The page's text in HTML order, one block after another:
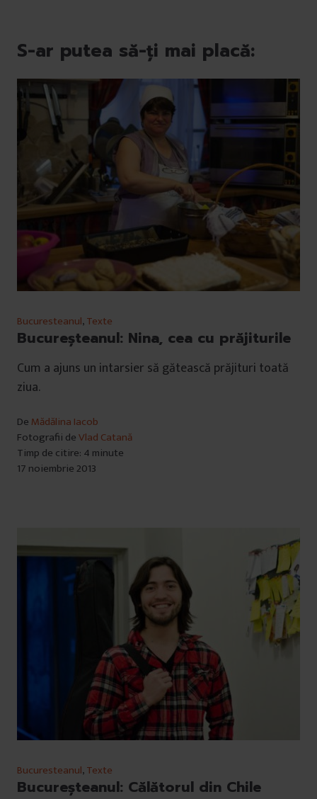
S-ar putea să-ți mai placă:
Bucuresteanul,Texte
Bucureşteanul: Nina, cea cu prăjiturile
Cum a ajuns un intarsier să gătească prăjituri toată
ziua.
De Mădălina Iacob
Fotografii deVlad Catană
Timp de citire: 4 minute
17 noiembrie 2013
Bucuresteanul,Texte
Bucureşteanul: Călătorul din Chile